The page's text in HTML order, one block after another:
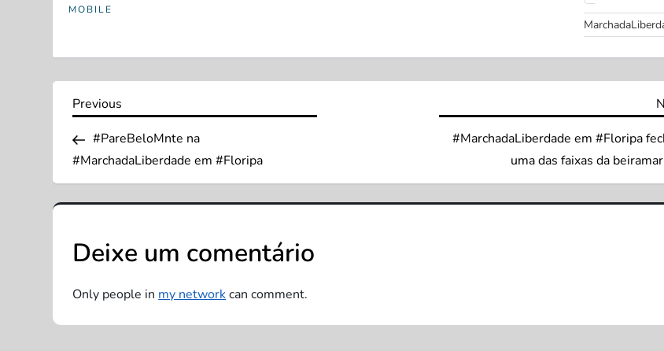
MOBILE
N
a
v
g
a
ç
Previous
Previous
#PareBeloMnte na
#MarchadaLiberdade em #Floripa
#MarchadaLiberdade em #Floripa
uma das faixas da beiramar
Deixe um comentário
Only people inmy networkcan comment.